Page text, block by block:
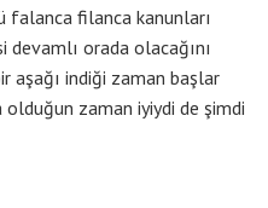
falanca filanca kanunları
devamlı orada olacağını
aşağı indiği zaman başlar
zaman iyiydi de şimdi